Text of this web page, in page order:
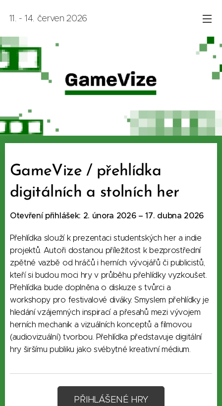
11. - 14. červen 2026
GameVize / přehlídka
digitálních a stolních her
Otevření přihlášek: 2. února 2026 – 17. dubna 2026
Přehlídka slouží k prezentaci studentských her a indie
projektů. Autoři dostanou příležitost k bezprostřední
zpětné vazbě od hráčů i herních vývojářů či publicistů,
kteří si budou moci hry v průběhu přehlídky vyzkoušet.
Přehlídka bude doplněna o diskuze s tvůrci a
workshopy pro festivalové diváky. Smyslem přehlídky je
hledání vzájemných inspirací a přesahů mezi vývojem
herních mechanik a vizuálních konceptů a filmovou
(audiovizuální) tvorbou. Přehlídka představuje digitální
hry širšímu publiku jako svébytné kreativní médium.
PŘIHLÁŠENÉ HRY